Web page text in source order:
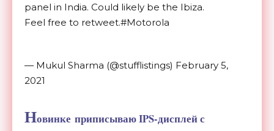
panel in India. Could likely be the Ibiza.
Feel free to retweet.#Motorola
— Mukul Sharma (@stufflistings) February 5,
2021
Новинке приписываю IPS-дисплей с